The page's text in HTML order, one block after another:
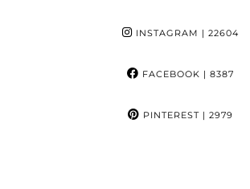
INSTAGRAM | 22604
FACEBOOK | 8387
PINTEREST| 2979